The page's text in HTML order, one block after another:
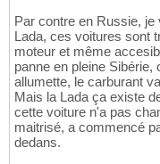
Par contre en Russie,
Lada, ces voitures sont
moteur et même
panne en pleine
allumette, le carburant
Mais la Lada ça existe
cette voiture n'a pas
maitrisé, a commencé
dedans.